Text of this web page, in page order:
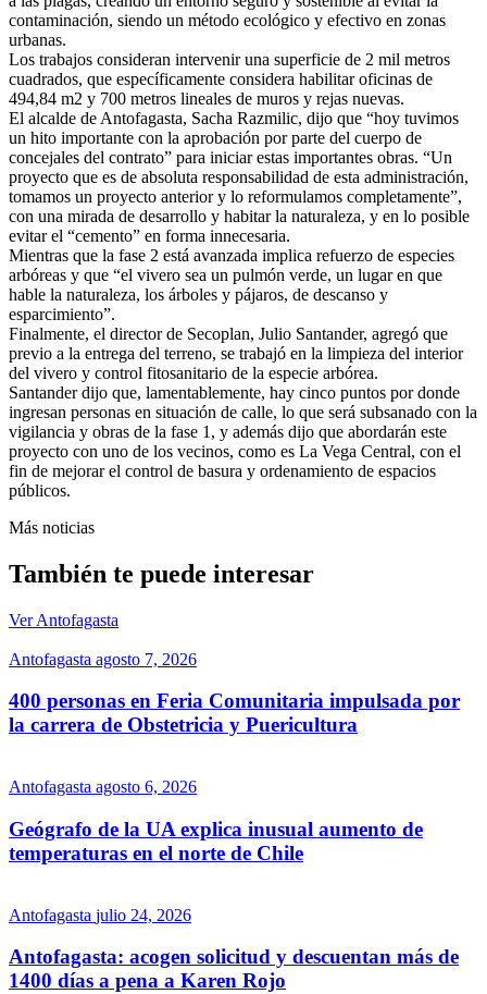
contaminación, siendo un método ecológico y efectivo en zonas
urbanas.
Los trabajos consideran intervenir una superficie de 2 mil metros
cuadrados, que específicamente considera habilitar oficinas de
494,84 m2 y 700 metros lineales de muros y rejas nuevas.
El alcalde de Antofagasta, Sacha Razmilic, dijo que “hoy tuvimos
un hito importante con la aprobación por parte del cuerpo de
concejales del contrato” para iniciar estas importantes obras. “Un
proyecto que es de absoluta responsabilidad de esta administración,
tomamos un proyecto anterior y lo reformulamos completamente”,
con una mirada de desarrollo y habitar la naturaleza, y en lo posible
evitar el “cemento” en forma innecesaria.
Mientras que la fase 2 está avanzada implica refuerzo de especies
arbóreas y que “el vivero sea un pulmón verde, un lugar en que
hable la naturaleza, los árboles y pájaros, de descanso y
esparcimiento”.
Finalmente, el director de Secoplan, Julio Santander, agregó que
previo a la entrega del terreno, se trabajó en la limpieza del interior
del vivero y control fitosanitario de la especie arbórea.
Santander dijo que, lamentablemente, hay cinco puntos por donde
ingresan personas en situación de calle, lo que será subsanado con la
vigilancia y obras de la fase 1, y además dijo que abordarán este
proyecto con uno de los vecinos, como es La Vega Central, con el
fin de mejorar el control de basura y ordenamiento de espacios
públicos.
Más noticias
También te puede interesar
Ver Antofagasta
Antofagasta agosto 7, 2026
400 personas en Feria Comunitaria impulsada por
la carrera de Obstetricia y Puericultura
Antofagasta agosto 6, 2026
Geógrafo de la UA explica inusual aumento de
temperaturas en el norte de Chile
Antofagasta julio 24, 2026
Antofagasta: acogen solicitud y descuentan más de
1400 días a pena a Karen Rojo